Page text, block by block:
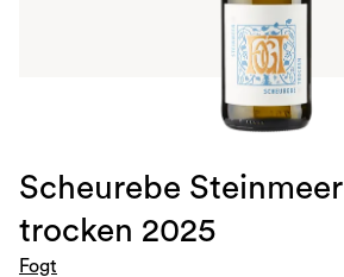
Scheurebe Steinmeer
trocken 2025
Fogt